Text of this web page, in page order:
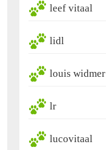
leef vitaal
lidl
louis widmer
lr
lucovitaal